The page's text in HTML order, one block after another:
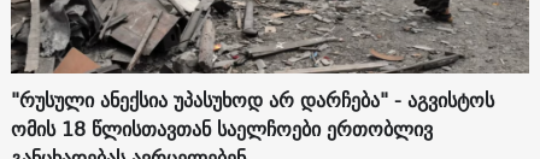
"რუსული ანექსია უპასუხოდ არ დარჩება" - აგვისტოს
ომის 18 წლისთავთან საელჩოები ერთობლივ